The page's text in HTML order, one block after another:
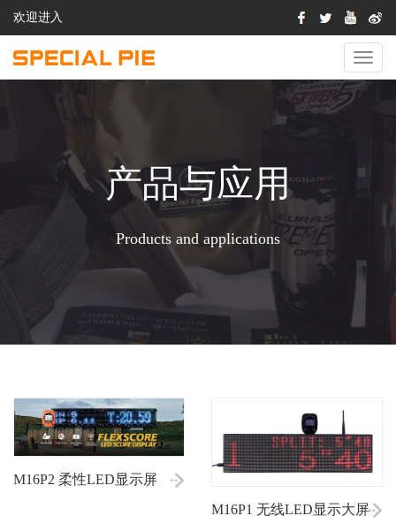
欢迎进入
切
换
产品与应用
Products and applications
M16P2 柔性LED显示屏
M16P1 无线LED显示大屏